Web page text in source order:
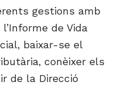
gestions amb
de Vida
baixar-se el
conèixer els
de la Direcció